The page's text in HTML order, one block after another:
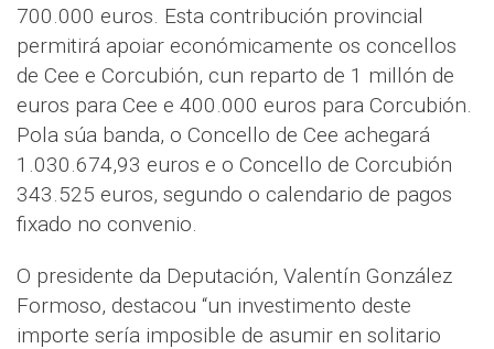
700.000 euros. Esta contribución provincial
permitirá apoiar económicamente os concellos
de Cee e Corcubión, cun reparto de 1 millón de
euros para Cee e 400.000 euros para Corcubión.
Pola súa banda, o Concello de Cee achegará
1.030.674,93 euros e o Concello de Corcubión
343.525 euros, segundo o calendario de pagos
fixado no convenio.
O presidente da Deputación, Valentín González
Formoso, destacou “un investimento deste
importe sería imposible de asumir en solitario